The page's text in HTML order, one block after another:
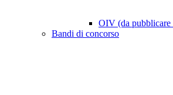
OIV (da pubblicare
Bandi di concorso